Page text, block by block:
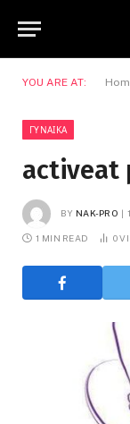
YOU ARE AT:
ΓΥΝΑΊΚΑ
activeat
BY NAK-PRO
1 MIN READ 0